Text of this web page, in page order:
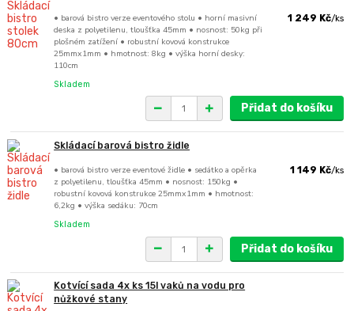
• barová bistro verze eventového stolu • horní masivní
deska z polyetilenu, tloušťka 45mm • nosnost: 50kg při
plošném zatížení • robustní kovová konstrukce
25mmx1mm • hmotnost: 8kg • výška horní desky:
110cm
1 249 Kč/ks
Skladem
Přidat do košíku
Skládací barová bistro židle
• barová bistro verze eventové židle • sedátko a opěrka
z polyetilenu, tloušťka 45mm • nosnost: 150kg •
robustní kovová konstrukce 25mmx1mm • hmotnost:
6,2kg • výška sedáku: 70cm
1 149 Kč/ks
Skladem
Přidat do košíku
Kotvící sada 4x ks 15l vaků na vodu pro
nůžkové stany